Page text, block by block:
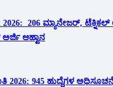
2026: 206 ಮ್ಯಾನೇಜರ್,
ಆಹ್ವಾನ
2026: 945 ಹುದ್ದೆಗಳ